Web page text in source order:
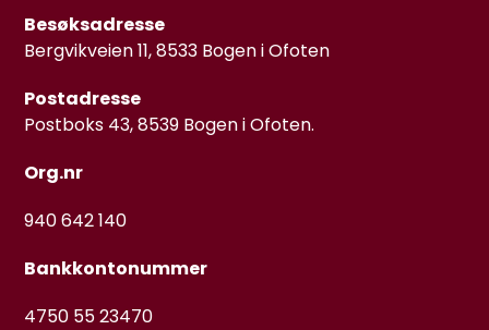
Besøksadresse
Bergvikveien 11, 8533 Bogen i Ofoten
Postadresse
Postboks 43, 8539 Bogen i Ofoten.
Org.nr
940 642 140
Bankkontonummer
4750 55 23470